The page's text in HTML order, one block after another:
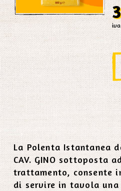
iva
La Polenta Istantanea
CAV. GINO sottoposta
trattamento, consente
di servire in tavola